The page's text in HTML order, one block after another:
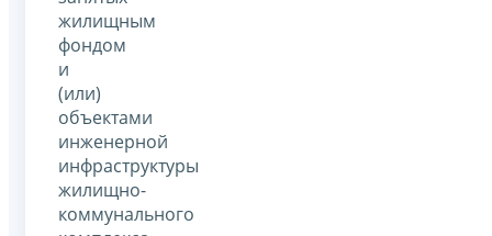
жилищным
фондом
и
(или)
объектами
инженерной
инфраструктуры
жилищно-
коммунального